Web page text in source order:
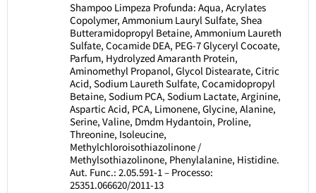
Shampoo Limpeza Profunda: Aqua, Acrylates
Copolymer, Ammonium Lauryl Sulfate, Shea
Butteramidopropyl Betaine, Ammonium Laureth
Sulfate, Cocamide DEA, PEG-7 Glyceryl Cocoate,
Parfum, Hydrolyzed Amaranth Protein,
Aminomethyl Propanol, Glycol Distearate, Citric
Acid, Sodium Laureth Sulfate, Cocamidopropyl
Betaine, Sodium PCA, Sodium Lactate, Arginine,
Aspartic Acid, PCA, Limonene, Glycine, Alanine,
Serine, Valine, Dmdm Hydantoin, Proline,
Threonine, Isoleucine,
Methylchloroisothiazolinone /
Methylsothiazolinone, Phenylalanine, Histidine.
Aut. Func.: 2.05.591-1 – Processo:
25351.066620/2011-13